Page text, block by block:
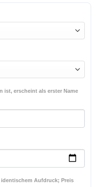
ist, erscheint als erster Name
Aufdruck; Preis